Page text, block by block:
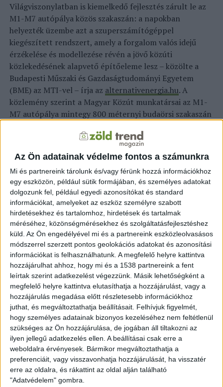
Az Ön adatainak védelme fontos a számunkra
Mi és partnereink tárolunk és/vagy férünk hozzá információkhoz
egy eszközön, például sütik formájában, és személyes adatokat
dolgozunk fel, például egyedi azonosítókat és standard
információkat, amelyeket az eszköz személyre szabott
hirdetésekhez és tartalomhoz, hirdetések és tartalmak
méréséhez, közönségmérésekhez és szolgáltatásfejlesztéshez
küld. Az Ön engedélyével mi és a partnereink eszközleolvasásos
módszerrel szerzett pontos geolokációs adatokat és azonosítási
információkat is felhasználhatunk. A megfelelő helyre kattintva
hozzájárulhat ahhoz, hogy mi és a 1538 partnereink a fent
leírtak szerint adatkezelést végezzünk. Másik lehetőségként a
megfelelő helyre kattintva elutasíthatja a hozzájárulást, vagy a
hozzájárulás megadása előtt részletesebb információkhoz
juthat, és megváltoztathatja beállításait. Felhívjuk figyelmét,
hogy személyes adatainak bizonyos kezeléséhez nem feltétlenül
szükséges az Ön hozzájárulása, de jogában áll tiltakozni az
ilyen jellegű adatkezelés ellen. A beállításai csak erre a
weboldalra érvényesek. Bármikor megváltoztathatja a
preferenciáit, vagy visszavonhatja hozzájárulását, ha visszatér
erre az oldalra, és rákattint az oldal alján található
"Adatvédelem" gombra.
Világviszonylatban is kiemelkedő fejlesztés zárult le az
M1-M7 autópálya közös szakaszán: a napokban
helyezték üzembe azt a szuperszámítógéppel
kiegészített rendszert, amely a forgalom valós idejű
érzékelése és modellezése révén a jövő közúti
közlekedésének alapvető építőeleme lesz – közölte a
Budapesti Műszaki és Gazdaságtudományi Egyetem
(BME) az MTI-vel – írja az alternativenergia.hu. A
közlemény szerint a Magyar Közút munkatársai az M1-
M7 autópálya mintegy 800 méternyi budaörsi szakaszán
időben figyelik a járművek mozgását a kijelölt útszakasz
mindkét oldalán, az így keletkezett információkat pedig
folyamatosan továbbítják a cég adatközpontjában
elhelyezett szuperszámítógépbe. A BME
Gépjárműtechnológia Tanszékének munkatársai
elvégezték a kihelyezett műszerek (radarok, LIDAR,
hőkamerák, és különböző látószögű optikai kamerák)
kalibrálását, valamint kidolgozták és betanították a
mesterségesintelligencia-alapú modelleket, így a
rendszer képes az útszakasz digitális leképzésére. Ebben
a “digitális iker” néven futó rendszerben valós időben
jelenik meg az autópálya összes tereptárgya, valamint
az ott közlekedő valamennyi jármű – tették hozzá.
“A digitális iker ugyanakkor ideális lehetőséget teremt a
vezetőtámogató vagy önvezető rendszerek tesztelésére
is” – mondta a közlemény alapján Rövid András, a BME
környezetérzékeléssel foglalkozó kutatócsoportjának
vezetője és az Eureka projekt szakmai vezetője. Az M1-
M7 okosautópálya-szakasza a jelenlegi 800 méterről
hónapokon belül 1500 méteresre bővül, tovább növelve